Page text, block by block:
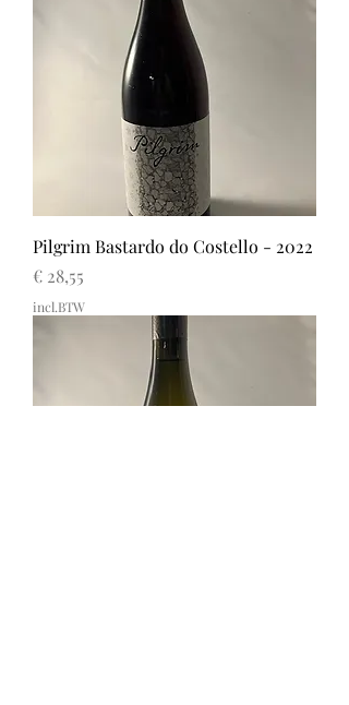
Pilgrim Bastardo do Costello - 2022
Prijs
€ 28,55
incl.BTW